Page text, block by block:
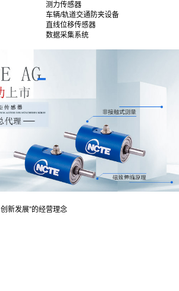
测力传感器
车辆/轨道交通防夹设备
直线位移传感器
数据采集系统
新发展”的经营理念